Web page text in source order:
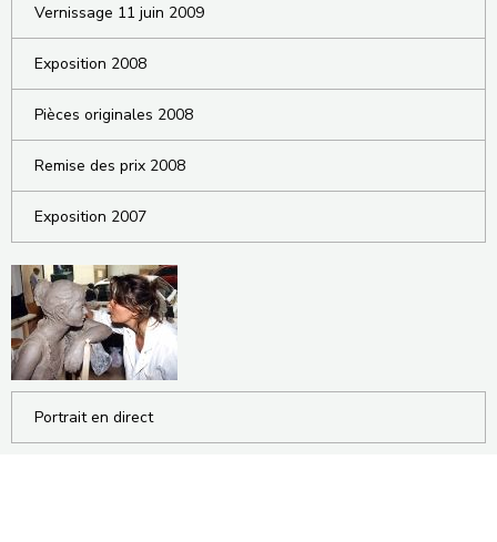
Vernissage 11 juin 2009
Exposition 2008
Pièces originales 2008
Remise des prix 2008
Exposition 2007
Portrait en direct